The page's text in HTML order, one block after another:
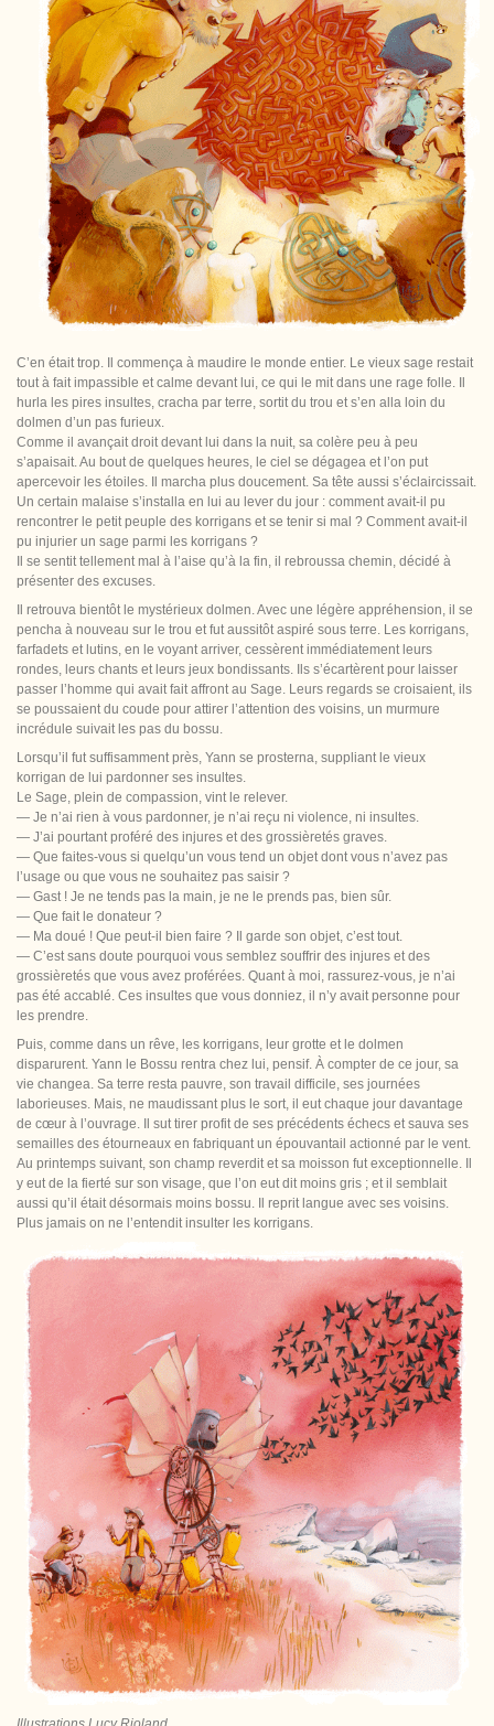
C’en était trop. Il commença à maudire le monde entier. Le vieux sage restait
tout à fait impassible et calme devant lui, ce qui le mit dans une rage folle. Il
hurla les pires insultes, cracha par terre, sortit du trou et s’en alla loin du
dolmen d’un pas furieux.
Comme il avançait droit devant lui dans la nuit, sa colère peu à peu
s’apaisait. Au bout de quelques heures, le ciel se dégagea et l’on put
apercevoir les étoiles. Il marcha plus doucement. Sa tête aussi s’éclaircissait.
Un certain malaise s’installa en lui au lever du jour : comment avait-il pu
rencontrer le petit peuple des korrigans et se tenir si mal ? Comment avait-il
pu injurier un sage parmi les korrigans ?
Il se sentit tellement mal à l’aise qu’à la fin, il rebroussa chemin, décidé à
présenter des excuses.
Il retrouva bientôt le mystérieux dolmen. Avec une légère appréhension, il se
pencha à nouveau sur le trou et fut aussitôt aspiré sous terre. Les korrigans,
farfadets et lutins, en le voyant arriver, cessèrent immédiatement leurs
rondes, leurs chants et leurs jeux bondissants. Ils s’écartèrent pour laisser
passer l’homme qui avait fait affront au Sage. Leurs regards se croisaient, ils
se poussaient du coude pour attirer l’attention des voisins, un murmure
incrédule suivait les pas du bossu.
Lorsqu’il fut suffisamment près, Yann se prosterna, suppliant le vieux
korrigan de lui pardonner ses insultes.
Le Sage, plein de compassion, vint le relever.
— Je n’ai rien à vous pardonner, je n’ai reçu ni violence, ni insultes.
— J’ai pourtant proféré des injures et des grossièretés graves.
— Que faites-vous si quelqu’un vous tend un objet dont vous n’avez pas
l’usage ou que vous ne souhaitez pas saisir ?
— Gast ! Je ne tends pas la main, je ne le prends pas, bien sûr.
— Que fait le donateur ?
— Ma doué ! Que peut-il bien faire ? Il garde son objet, c’est tout.
— C’est sans doute pourquoi vous semblez souffrir des injures et des
grossièretés que vous avez proférées. Quant à moi, rassurez-vous, je n’ai
pas été accablé. Ces insultes que vous donniez, il n’y avait personne pour
les prendre.
Puis, comme dans un rêve, les korrigans, leur grotte et le dolmen
disparurent. Yann le Bossu rentra chez lui, pensif. À compter de ce jour, sa
vie changea. Sa terre resta pauvre, son travail difficile, ses journées
laborieuses. Mais, ne maudissant plus le sort, il eut chaque jour davantage
de cœur à l’ouvrage. Il sut tirer profit de ses précédents échecs et sauva ses
semailles des étourneaux en fabriquant un épouvantail actionné par le vent.
Au printemps suivant, son champ reverdit et sa moisson fut exceptionnelle. Il
y eut de la fierté sur son visage, que l’on eut dit moins gris ; et il semblait
aussi qu’il était désormais moins bossu. Il reprit langue avec ses voisins.
Plus jamais on ne l’entendit insulter les korrigans.